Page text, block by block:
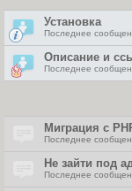
Установка
Последнее
Описание и
Последнее
Миграция с
Последнее
Не зайти под
Последнее